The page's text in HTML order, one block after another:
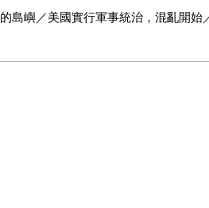
島嶼／美國實行軍事統治，混亂開始
工／無能的美軍政府、蠻橫的警察與
刑求致死事件，點燃武裝起義的火苗
著強硬的鎮壓行動／化成灰燼的濟州
天